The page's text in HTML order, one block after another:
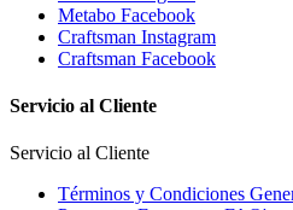
Metabo Facebook
Craftsman Instagram
Craftsman Facebook
Servicio al Cliente
Servicio al Cliente
Términos y Condiciones